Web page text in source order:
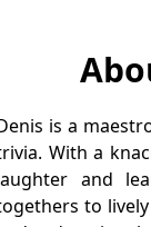
is a
With a
and
to